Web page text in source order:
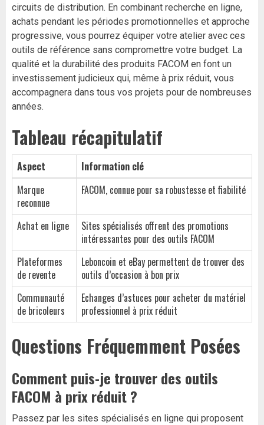
circuits de distribution. En combinant recherche en ligne,
achats pendant les périodes promotionnelles et approche
progressive, vous pourrez équiper votre atelier avec ces
outils de référence sans compromettre votre budget. La
qualité et la durabilité des produits FACOM en font un
investissement judicieux qui, même à prix réduit, vous
accompagnera dans tous vos projets pour de nombreuses
années.
Tableau récapitulatif
Aspect
Information clé
Marque
reconnue
FACOM, connue pour sa robustesse et fiabilité
Achat en ligne
Sites spécialisés offrent des promotions
intéressantes pour des outils FACOM
Plateformes
de revente
Leboncoin et eBay permettent de trouver des
outils d’occasion à bon prix
Communauté
de bricoleurs
Echanges d’astuces pour acheter du matériel
professionnel à prix réduit
Questions Fréquemment Posées
Comment puis-je trouver des outils
FACOM à prix réduit ?
Passez par les sites spécialisés en ligne qui proposent